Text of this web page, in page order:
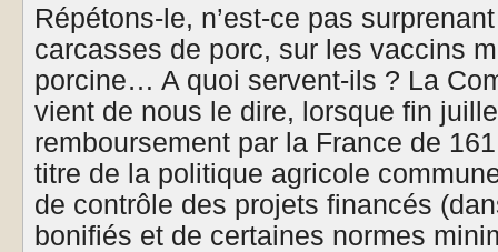
Répétons-le, n’est-ce pas
carcasses de porc, sur les vaccins
porcine… A quoi servent-ils ? La
vient de nous le dire, lorsque fin
remboursement par la France de
titre de la politique agricole
de contrôle des projets financés
bonifiés et de certaines normes